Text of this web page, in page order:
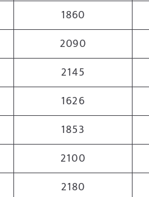
1860
2090
2145
1626
1853
2100
2180